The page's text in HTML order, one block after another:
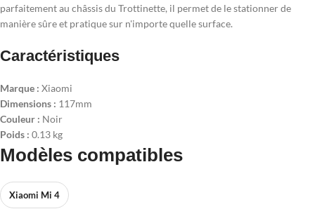
parfaitement au châssis du Trottinette, il permet de le stationner de
manière sûre et pratique sur n'importe quelle surface.
Caractéristiques
Marque : Xiaomi
Dimensions : 117mm
Couleur : Noir
Poids : 0.13 kg
Modèles compatibles
Xiaomi Mi 4